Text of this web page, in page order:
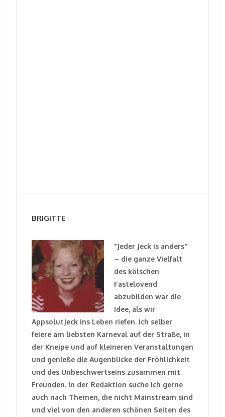
BRIGITTE
"Jeder Jeck is anders“
– die ganze Vielfalt
des kölschen
Fastelovend
abzubilden war die
Idee, als wir
AppsolutJeck ins Leben riefen. Ich selber
feiere am liebsten Karneval auf der Straße, in
der Kneipe und auf kleineren Veranstaltungen
und genieße die Augenblicke der Fröhlichkeit
und des Unbeschwertseins zusammen mit
Freunden. In der Redaktion suche ich gerne
auch nach Themen, die nicht Mainstream sind
und viel von den anderen schönen Seiten des